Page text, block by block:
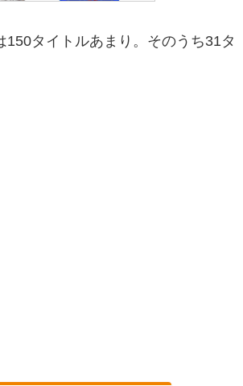
タイトルあまり。そのうち31タ